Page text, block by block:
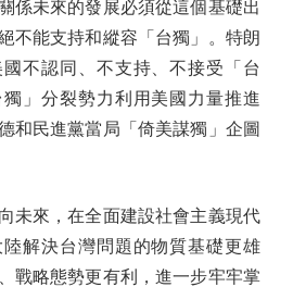
係未來的發展必須從這個基礎出
不能支持和縱容「台獨」。特朗
不認同、不支持、不接受「台
」分裂勢力利用美國力量推進
和民進黨當局「倚美謀獨」企圖
來，在全面建設社會主義現代
解決台灣問題的物質基礎更雄
戰略態勢更有利，進一步牢牢掌